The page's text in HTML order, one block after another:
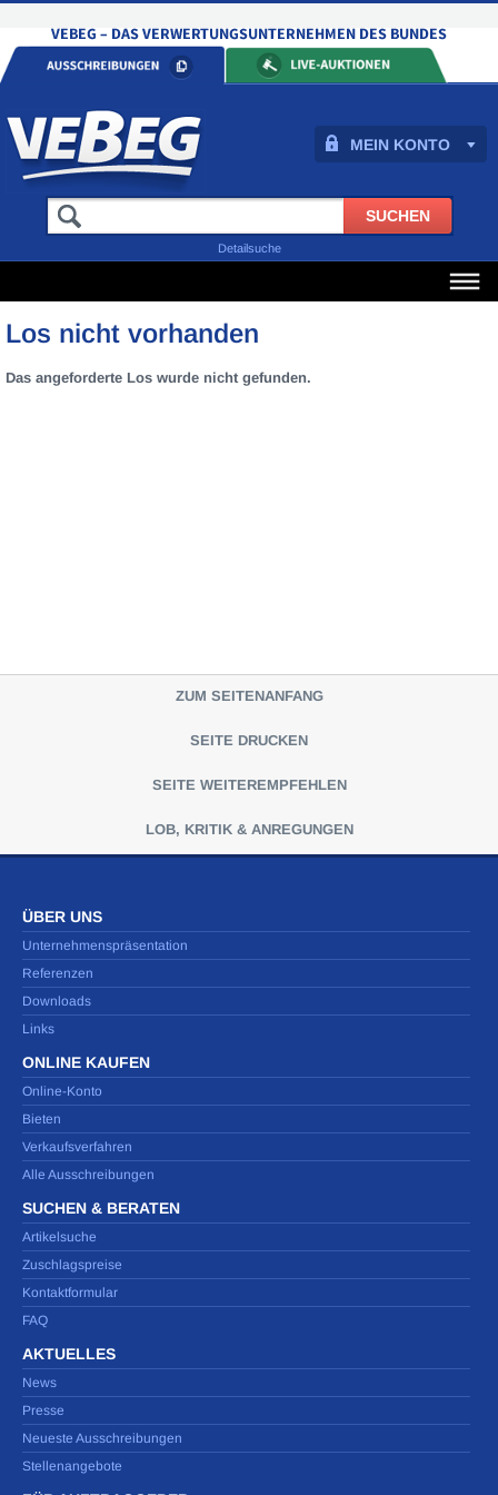
MEIN KONTO
Detailsuche
Los nicht vorhanden
Das angeforderte Los wurde nicht gefunden.
ZUM SEITENANFANG
SEITE DRUCKEN
SEITE WEITEREMPFEHLEN
LOB, KRITIK & ANREGUNGEN
ÜBER UNS
Unternehmenspräsentation
Referenzen
Downloads
Links
ONLINE KAUFEN
Online-Konto
Bieten
Verkaufsverfahren
Alle Ausschreibungen
SUCHEN & BERATEN
Artikelsuche
Zuschlagspreise
Kontaktformular
FAQ
AKTUELLES
News
Presse
Neueste Ausschreibungen
Stellenangebote